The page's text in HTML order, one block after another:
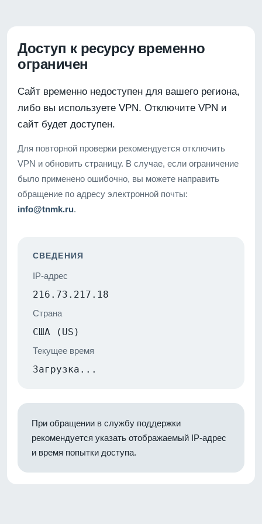
Доступ к ресурсу временно
ограничен
Сайт временно недоступен для вашего региона,
либо вы используете VPN. Отключите VPN и
сайт будет доступен.
Для повторной проверки рекомендуется отключить
VPN и обновить страницу. В случае, если ограничение
было применено ошибочно, вы можете направить
обращение по адресу электронной почты:
info@tnmk.ru.
СВЕДЕНИЯ
IP-адрес
216.73.217.18
Страна
США (US)
Текущее время
Загрузка...
При обращении в службу поддержки
рекомендуется указать отображаемый IP-адрес
и время попытки доступа.